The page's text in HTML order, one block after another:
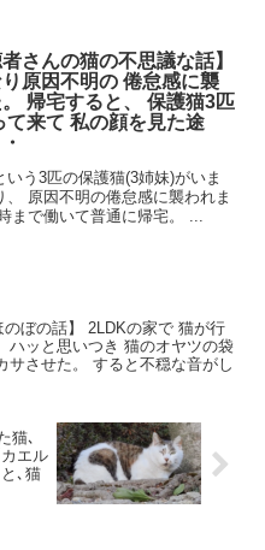
者さんの猫の不思議な話】
原因不明の 倦怠感に襲
帰宅すると、 保護猫3匹
て来て 私の顔を見た途
う3匹の保護猫(3姉妹)がいま
原因不明の倦怠感に襲われま
まで働いて普通に帰宅。 ...
のぼの話】 2LDKの家で 猫が行
ハッと思いつき 猫のオヤツの袋
サさせた。 すると不穏な音がし
猫､
エル
､猫